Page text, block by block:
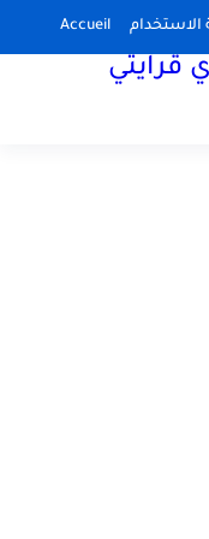
Accueil الاستخدام
قرايتي